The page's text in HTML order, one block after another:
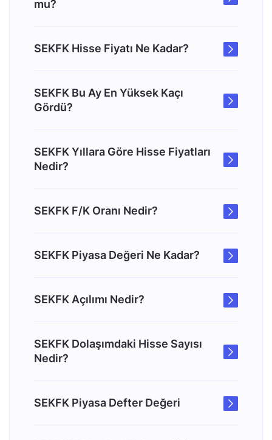
mu?
SEKFK Hisse Fiyatı Ne Kadar?
SEKFK Bu Ay En Yüksek Kaçı
Gördü?
SEKFK Yıllara Göre Hisse Fiyatları
Nedir?
SEKFK F/K Oranı Nedir?
SEKFK Piyasa Değeri Ne Kadar?
SEKFK Açılımı Nedir?
SEKFK Dolaşımdaki Hisse Sayısı
Nedir?
SEKFK Piyasa Defter Değeri